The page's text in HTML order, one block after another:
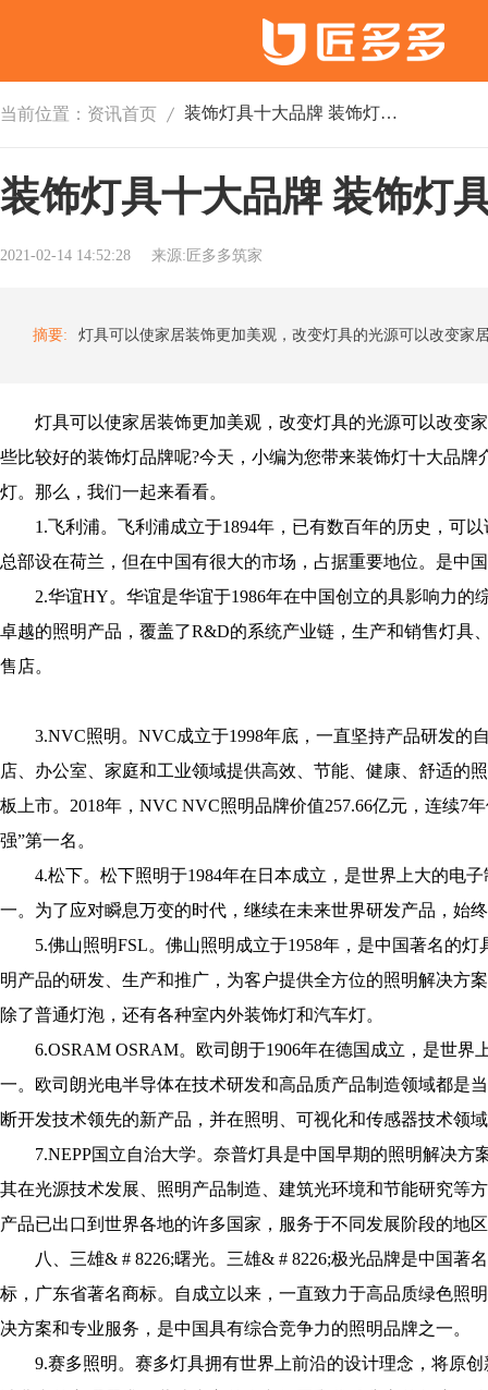
当前位置： 资讯首页 装饰灯具十大品牌 装饰灯具品牌推荐
装饰灯具十大品牌 装饰灯
2021-02-14 14:52:28 来源:匠多多筑家
摘要:
灯具可以使家居装饰更加美观，改变灯具的光源可以改变
些比较好的装饰灯品牌呢?今天，小编为您带来装饰灯十大品
灯。那么，我们一起来看看。
1.飞利浦。飞利浦成立于1894年，已有数百年的历史，可以
总部设在荷兰，但在中国有很大的市场，占据重要地位。是中
2.华谊HY。华谊是华谊于1986年在中国创立的具影响力的
卓越的照明产品，覆盖了R&D的系统产业链，生产和销售灯具
售店。
3.NVC照明。NVC成立于1998年底，一直坚持产品研发的
店、办公室、家庭和工业领域提供高效、节能、健康、舒适的
板上市。2018年，NVC NVC照明品牌价值257.66亿元，连续7
强”第一名。
4.松下。松下照明于1984年在日本成立，是世界上大的电子
一。为了应对瞬息万变的时代，继续在未来世界研发产品，始
5.佛山照明FSL。佛山照明成立于1958年，是中国著名的灯
明产品的研发、生产和推广，为客户提供全方位的照明解决方
除了普通灯泡，还有各种室内外装饰灯和汽车灯。
6.OSRAM OSRAM。 欧司朗于1906年在德国成立，是世界
一。欧司朗光电半导体在技术研发和高品质产品制造领域都是
断开发技术领先的新产品，并在照明、可视化和传感器技术领
7.NEPP国立自治大学。奈普灯具是中国早期的照明解决方
其在光源技术发展、照明产品制造、建筑光环境和节能研究等
产品已出口到世界各地的许多国家，服务于不同发展阶段的地
八、三雄& # 8226;曙光。三雄& # 8226;极光品牌是中国著
标，广东省著名商标。自成立以来，一直致力于高品质绿色照
决方案和专业服务，是中国具有综合竞争力的照明品牌之一。
9.赛多照明。赛多灯具拥有世界上前沿的设计理念，将原创